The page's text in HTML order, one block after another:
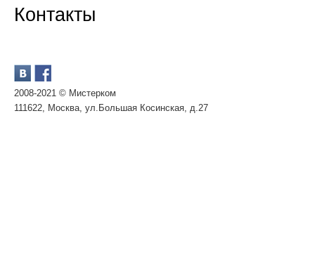
Контакты
2008-2021 © Мистерком
111622, Москва, ул.Большая Косинская, д.27